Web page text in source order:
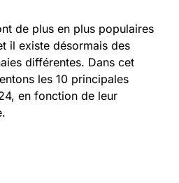
de plus en plus populaires
il existe désormais des
différentes. Dans cet
les 10 principales
en fonction de leur